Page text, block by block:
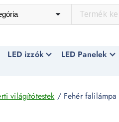
LED izzók LED Panelek
világítótestek / Fehér